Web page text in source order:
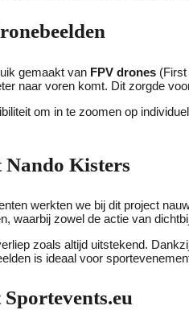
gemaakt van FPV drones
naar voren komt. Dit zorgde
om in te zoomen op
Nando Kisters
werkten we bij dit project
waarbij zowel de actie van
zoals altijd uitstekend.
is ideaal voor